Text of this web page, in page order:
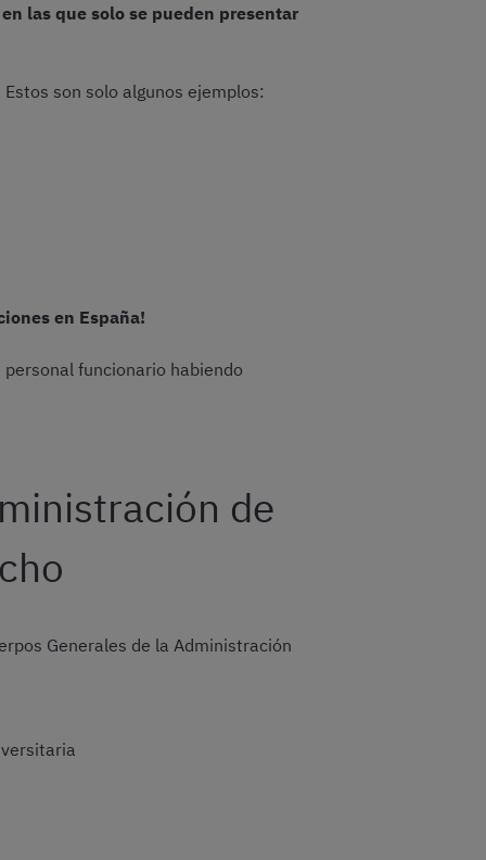
las que solo se pueden presentar
Estos son solo algunos ejemplos:
en España!
funcionario habiendo
de
Generales de la Administración